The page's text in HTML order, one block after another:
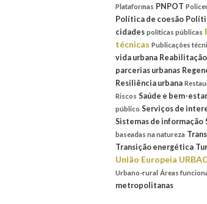
Plataformas PNPOT
Política de coesão
cidades políticas públicas
técnicas Publicações
vida urbana
parcerias urbanas
Resiliência urbana
Riscos Saúde e bem-estar
público Serviços de
Sistemas de informação
baseadas na natureza
Transição energética
União Europeia
Urbano-rural Áreas
metropolitanas